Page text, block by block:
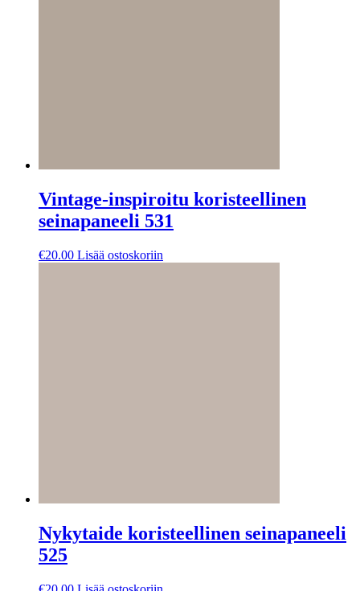
Vintage-inspiroitu koristeellinen
seinapaneeli 531
€20.00 Lisää ostoskoriin
Nykytaide koristeellinen seinapaneeli
525